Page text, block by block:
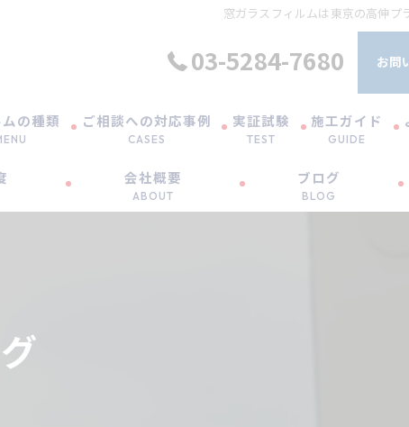
窓ガラスフィルムは東京の高伸プ
03-5284-7680 お問
の種類
飛散防止フィルム（地震対策）
ご相談への対応事例
CASES
実証試験
TEST
UVカットフィルムの比較テス
施工ガイド
GUIDE
工事までの流れ
会社概要
ABOUT
ブログ
BLOG